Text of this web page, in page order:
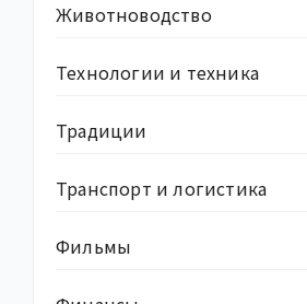
Животноводство
Технологии и техника
Традиции
Транспорт и логистика
Фильмы